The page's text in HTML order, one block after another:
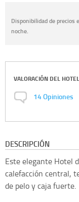
Disponibilidad de precios
noche.
VALORACIÓN DEL
14Opiniones
DESCRIPCIÓN
Este elegante Hotel
calefacción central,
de pelo y caja fuerte.